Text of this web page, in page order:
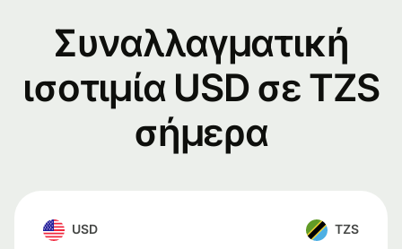
Συναλλαγματική
ισοτιμία USD σε TZS
σήμερα
USD TZS